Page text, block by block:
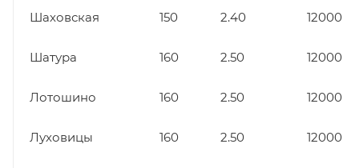
Шаховская 150 2.40 12000
Шатура 160 2.50 12000
Лотошино 160 2.50 12000
Луховицы 160 2.50 12000